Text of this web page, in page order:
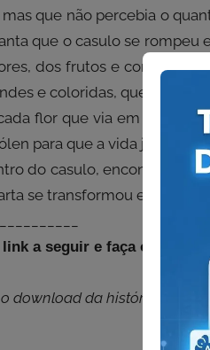
que não percebia o
que o casulo se rompeu
dos frutos e como uma
e coloridas, que com
flor que via em forma
para que a vida jamais
do casulo, encontrou a
se transformou e virou a
a seguir e faça o
download da história.